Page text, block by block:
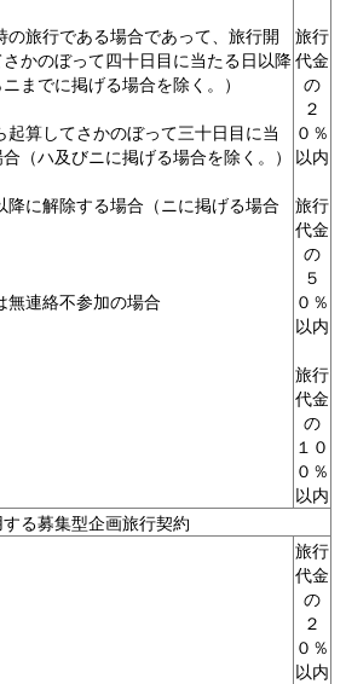
旅行である場合であって、旅行開
かのぼって四十日目に当たる日以降
までに掲げる場合を除く。）
起算してさかのぼって三十日目に当
（ハ及びニに掲げる場合を除く。）
に解除する場合（ニに掲げる場合
無連絡不参加の場合
旅行
代金
の
２
０％
以内
旅行
代金
の
５
０％
以内
旅行
代金
の
１０
０％
以内
する募集型企画旅行契約
旅行
代金
の
２
０％
以内